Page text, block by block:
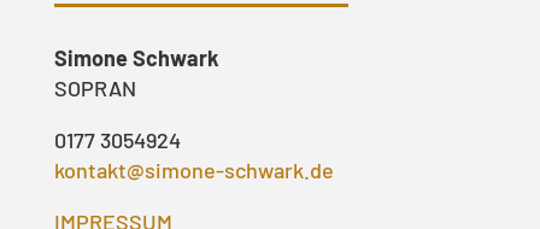
Simone Schwark
SOPRAN
0177 3054924
kontakt@simone-schwark.de
IMPRESSUM